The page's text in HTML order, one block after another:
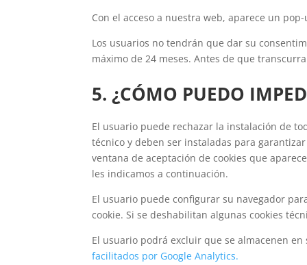
Con el acceso a nuestra web, aparece un
Los usuarios no tendrán que dar su
máximo de 24 meses. Antes de que
5. ¿CÓMO PUEDO
El usuario puede rechazar la instalación de
técnico y deben ser instaladas para
ventana de aceptación de cookies que
les indicamos a continuación.
El usuario puede configurar su navegador
cookie. Si se deshabilitan algunas cookies
El usuario podrá excluir que se almacenen
facilitados por Google Analytics.